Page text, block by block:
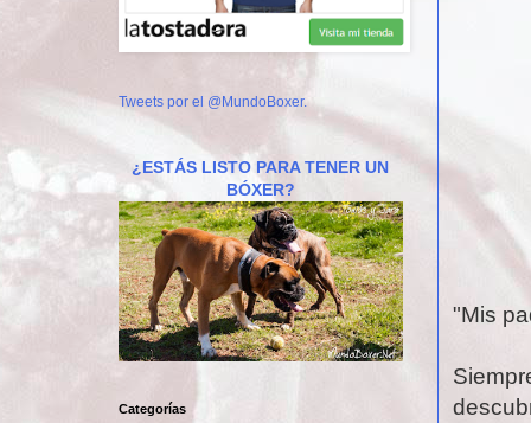
"Mis
Tweets por el @MundoBoxer.
¿ESTÁS LISTO PARA TENER UN
BÓXER?
Categorías